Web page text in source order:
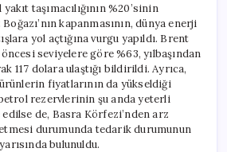
taşımacılığının %20’sinin
kapanmasının, dünya enerji
yol açtığına vurgu yapıldı. Brent
seviyelere göre %63, yılbaşından
117 dolara ulaştığı bildirildi. Ayrıca,
fiyatlarının da yükseldiği
rezervlerinin şu anda yeterli
de, Basra Körfezi’nden arz
durumunda tedarik durumunun
bulunuldu.